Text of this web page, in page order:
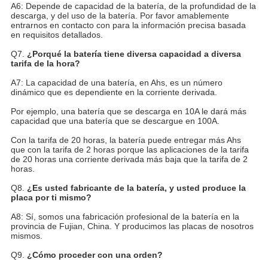
A6: Depende de capacidad de la batería, de la profundidad de la
descarga, y del uso de la batería. Por favor amablemente
entrarnos en contacto con para la información precisa basada
en requisitos detallados.
Q7. ¿Porqué la batería tiene diversa capacidad a diversa
tarifa de la hora?
A7: La capacidad de una batería, en Ahs, es un número
dinámico que es dependiente en la corriente derivada.
Por ejemplo, una batería que se descarga en 10A le dará más
capacidad que una batería que se descargue en 100A.
Con la tarifa de 20 horas, la batería puede entregar más Ahs
que con la tarifa de 2 horas porque las aplicaciones de la tarifa
de 20 horas una corriente derivada más baja que la tarifa de 2
horas.
Q8. ¿Es usted fabricante de la batería, y usted produce la
placa por ti mismo?
A8: Sí, somos una fabricación profesional de la batería en la
provincia de Fujian, China. Y producimos las placas de nosotros
mismos.
Q9. ¿Cómo proceder con una orden?